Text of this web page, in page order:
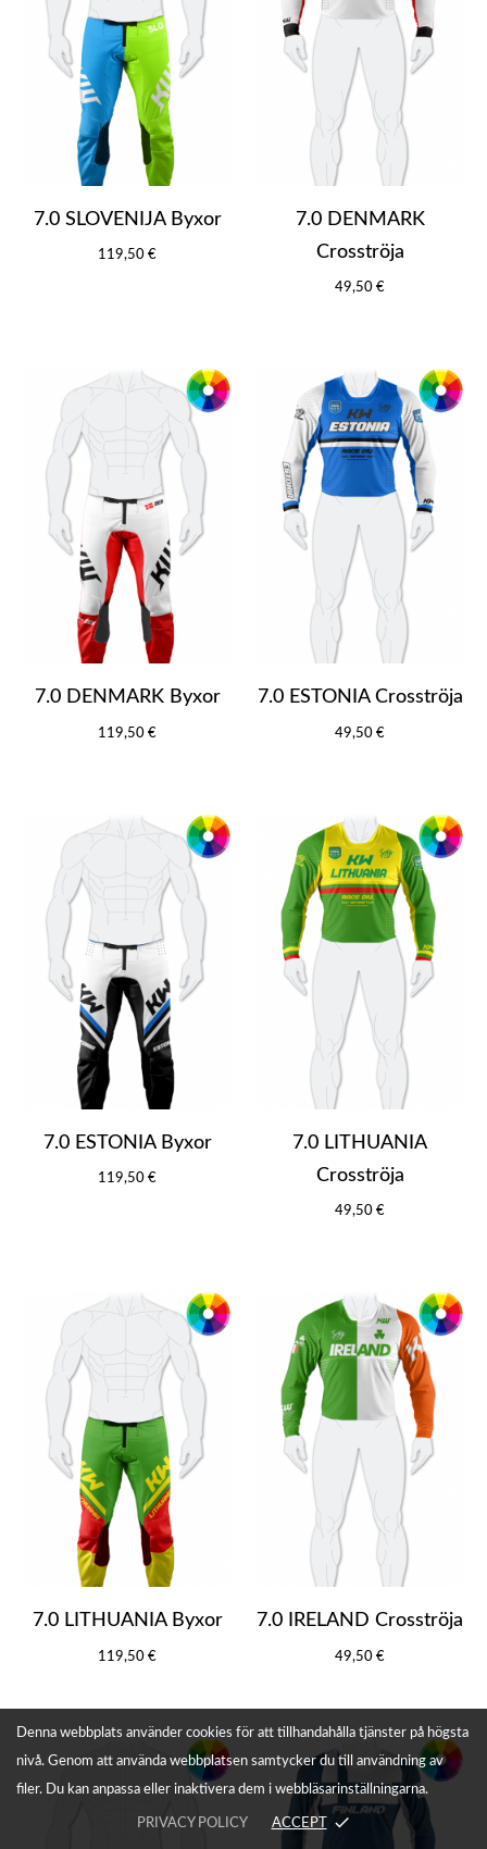
7.0 SLOVENIJA Byxor
119,50 €
7.0 DENMARK
Crosströja
49,50 €
7.0 DENMARK Byxor
119,50 €
7.0 ESTONIA Crosströja
49,50 €
7.0 ESTONIA Byxor
119,50 €
7.0 LITHUANIA
Crosströja
49,50 €
7.0 LITHUANIA Byxor
119,50 €
7.0 IRELAND Crosströja
49,50 €
Denna webbplats använder cookies för att tillhandahålla tjänster på högsta
nivå. Genom att använda webbplatsen samtycker du till användning av
filer. Du kan anpassa eller inaktivera dem i webbläsarinställningarna.
PRIVACY POLICY ACCEPT done